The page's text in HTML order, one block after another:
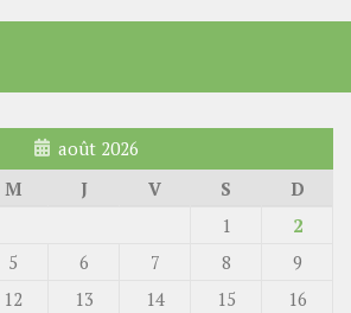
août 2026
M J V S
D
1
2
5 6 7 8
9
12 13 14 15
16